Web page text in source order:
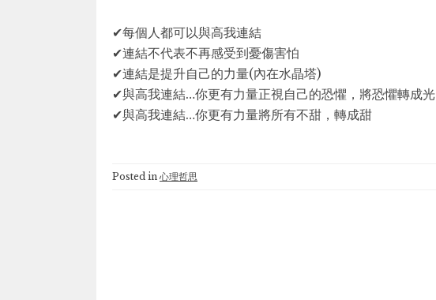
✔每個人都可以與高我連結
✔連結不代表不再感受到憂傷害怕
✔連結是提升自己的力量(內在水晶塔)
✔與高我連結…你更有力量正視自己的恐懼，將恐懼轉成光
✔與高我連結…你更有力量將所有不甜，轉成甜
Posted in 心理哲思